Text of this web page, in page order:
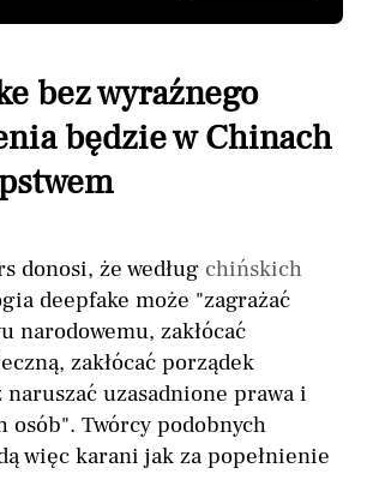
bez wyraźnego
będzie w Chinach
donosi, że według chińskich
deepfake może "zagrażać
narodowemu, zakłócać
zakłócać porządek
naruszać uzasadnione prawa i
osób". Twórcy podobnych
więc karani jak za popełnienie